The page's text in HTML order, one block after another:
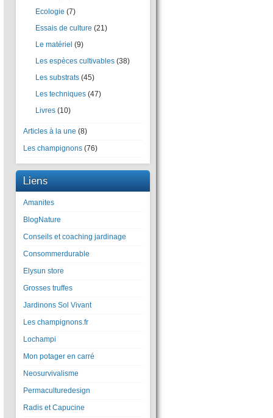
Ecologie (7)
Essais de culture (21)
Le matériel (9)
Les espèces cultivables (38)
Les substrats (45)
Les techniques (47)
Livres (10)
Articles à la une (8)
Les champignons (76)
Liens
Amanites
BlogNature
Conseils et coaching jardinage
Consommerdurable
Elysun store
Grosses truffes
Jardinons Sol Vivant
Les champignons.fr
Lochampi
Mon potager en carré
Neosurvivalisme
Permaculturedesign
Radis et Capucine